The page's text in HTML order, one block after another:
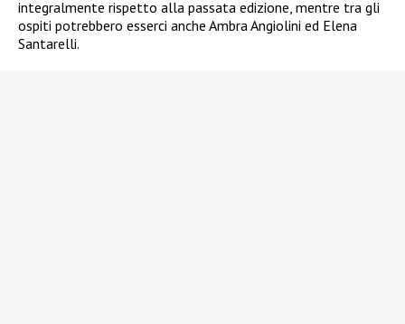
integralmente rispetto alla passata edizione, mentre tra gli
ospiti potrebbero esserci anche Ambra Angiolini ed Elena
Santarelli.